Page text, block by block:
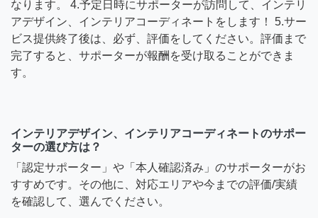
なります。 4.予定日時にサポーターが訪問して、インテリ
アデザイン、インテリアコーディネートをします！ 5.サー
ビス提供終了後は、必ず、評価をしてください。評価まで
完了すると、サポーターが報酬を受け取ることができま
す。
インテリアデザイン、インテリアコーディネートのサポー
ターの選び方は？
「認定サポーター」や「本人確認済み」のサポーターがお
すすめです。その他に、対応エリアや今までの評価/実績
を確認して、選んでください。